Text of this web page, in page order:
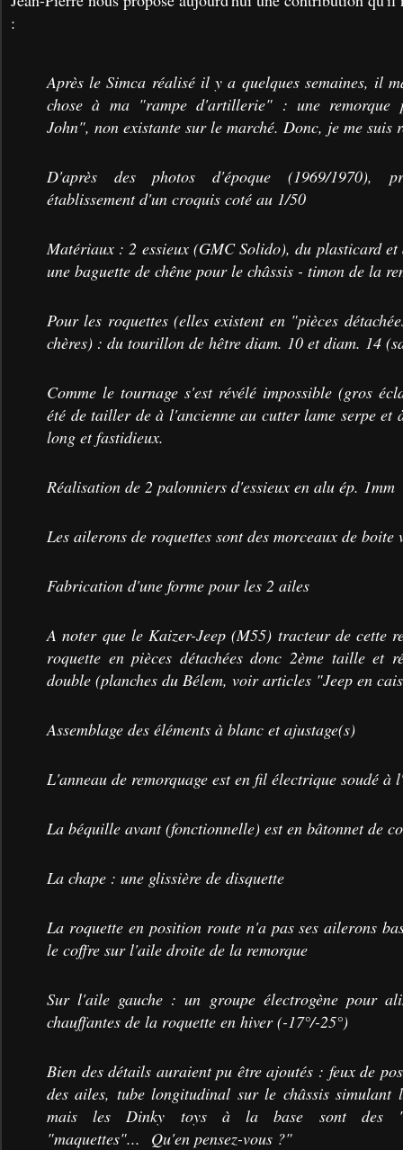
:
Après le Simca réalisé il y a quelques semaines, il
chose à ma "rampe d'artillerie" : une remorque
John", non existante sur le marché. Donc, je me suis
D'après des photos d'époque (1969/1970),
établissement d'un croquis coté au 1/50
Matériaux : 2 essieux (GMC Solido), du plasticard
une baguette de chêne pour le châssis - timon de la
Pour les roquettes (elles existent en "pièces
chères) : du tourillon de hêtre diam. 10 et diam. 14
Comme le tournage s'est révélé impossible (gros
été de tailler de à l'ancienne au cutter lame serpe et
long et fastidieux.
Réalisation de 2 palonniers d'essieux en alu ép. 1mm
Les ailerons de roquettes sont des morceaux de boite
Fabrication d'une forme pour les 2 ailes
A noter que le Kaizer-Jeep (M55) tracteur de cette
roquette en pièces détachées donc 2ème taille et
double (planches du Bélem, voir articles "Jeep en
Assemblage des éléments à blanc et ajustage(s)
L'anneau de remorquage est en fil électrique soudé à
La béquille avant (fonctionnelle) est en bâtonnet de
La chape : une glissière de disquette
La roquette en position route n'a pas ses ailerons
le coffre sur l'aile droite de la remorque
Sur l'aile gauche : un groupe électrogène pour
chauffantes de la roquette en hiver (-17°/-25°)
Bien des détails auraient pu être ajoutés : feux de
des ailes, tube longitudinal sur le châssis simulant
mais les Dinky toys à la base sont des
"maquettes"... Qu'en pensez-vous ?"